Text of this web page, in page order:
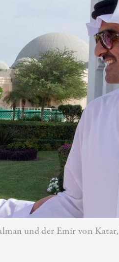
und der Emir von